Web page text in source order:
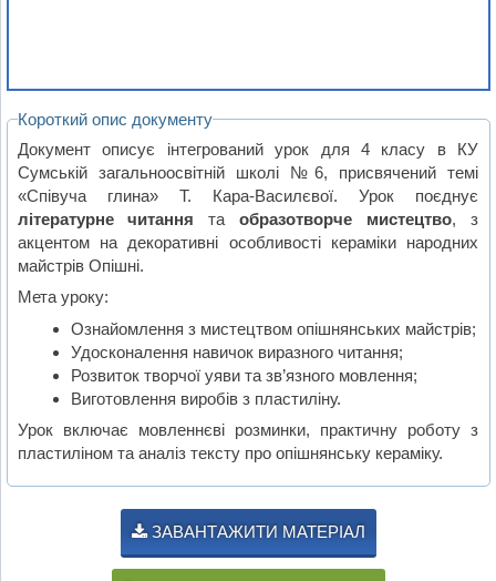
Короткий опис документу
Документ описує інтегрований урок для 4 класу в КУ
Сумській загальноосвітній школі №6, присвячений темі
«Співуча глина» Т. Кара-Василєвої. Урок поєднує
літературне читання таобразотворче мистецтво, з
акцентом на декоративні особливості кераміки народних
майстрів Опішні.
Мета уроку:
Ознайомлення з мистецтвом опішнянських майстрів;
Удосконалення навичок виразного читання;
Розвиток творчої уяви та зв’язного мовлення;
Виготовлення виробів з пластиліну.
Урок включає мовленнєві розминки, практичну роботу з
пластиліном та аналіз тексту про опішнянську кераміку.
ЗАВАНТАЖИТИ МАТЕРІАЛ